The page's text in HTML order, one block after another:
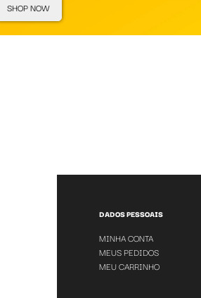
SHOP NOW
DADOS PESSOAIS
MINHA CONTA
MEUS PEDIDOS
MEU CARRINHO